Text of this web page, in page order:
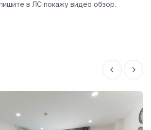
в ЛС покажу видео обзор.